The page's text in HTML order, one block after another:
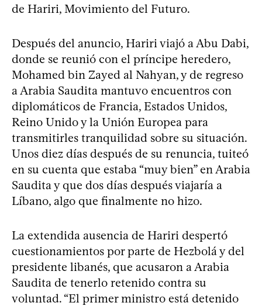
de Hariri, Movimiento del Futuro.
Después del anuncio, Hariri viajó a Abu Dabi,
donde se reunió con el príncipe heredero,
Mohamed bin Zayed al Nahyan, y de regreso
a Arabia Saudita mantuvo encuentros con
diplomáticos de Francia, Estados Unidos,
Reino Unido y la Unión Europea para
transmitirles tranquilidad sobre su situación.
Unos diez días después de su renuncia, tuiteó
en su cuenta que estaba “muy bien” en Arabia
Saudita y que dos días después viajaría a
Líbano, algo que finalmente no hizo.
La extendida ausencia de Hariri despertó
cuestionamientos por parte de Hezbolá y del
presidente libanés, que acusaron a Arabia
Saudita de tenerlo retenido contra su
voluntad. “El primer ministro está detenido